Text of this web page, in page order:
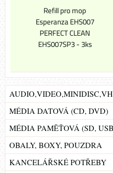
Refill pro mop
Esperanza EHS007
PERFECT CLEAN
EHS007SP3 - 3ks
MÉDIA DATOVÁ (CD, DVD)
MÉDIA PAMĚŤOVÁ (SD,
OBALY, BOXY, POUZDRA
KANCELÁŘSKÉ POTŘEBY